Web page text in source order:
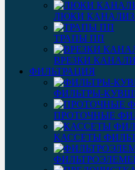
ЛЮКИ
ТРАПЫ ПП
ВРЕЗКИ
ФИЛЬТРАЦИЯ
ФИЛЬТРЫ-
ПРОТОЧНЫЕ
КАССЕТЫ